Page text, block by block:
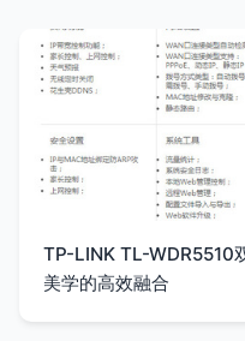
TP-LINK TL-WDR5510
美学的高效融合